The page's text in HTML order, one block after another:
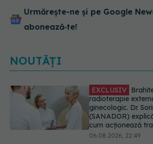
Urmărește-ne și pe Google
abonează‑te!
NOUTĂȚI
EXCLUSIV De ce
cu cancer de col
la operație. Dr.
(SANADOR):
chirurgicală, doar
particulare